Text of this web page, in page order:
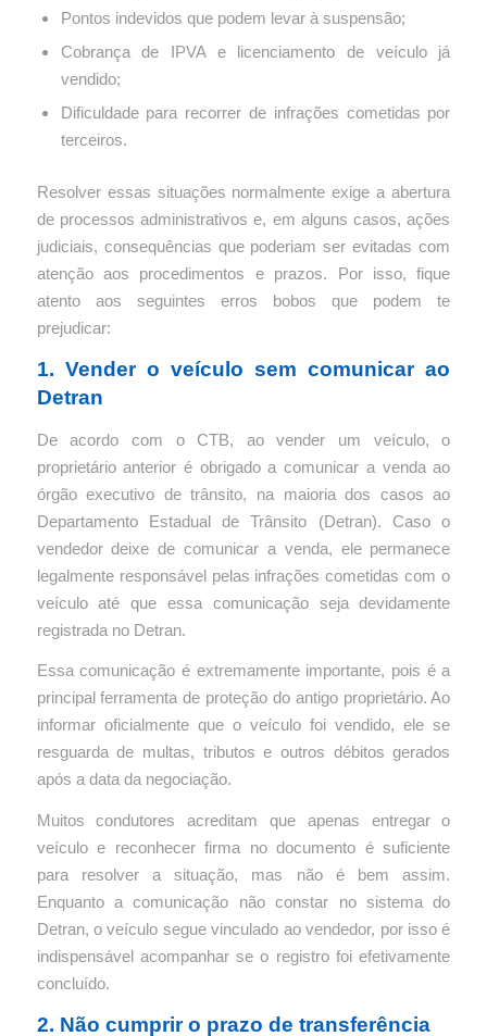
Pontos indevidos que podem levar à suspensão;
Cobrança de IPVA e licenciamento de veículo já
vendido;
Dificuldade para recorrer de infrações cometidas por
terceiros.
Resolver essas situações normalmente exige a abertura
de processos administrativos e, em alguns casos, ações
judiciais, consequências que poderiam ser evitadas com
atenção aos procedimentos e prazos. Por isso, fique
atento aos seguintes erros bobos que podem te
prejudicar:
1. Vender o veículo sem comunicar ao
Detran
De acordo com o CTB, ao vender um veículo, o
proprietário anterior é obrigado a comunicar a venda ao
órgão executivo de trânsito, na maioria dos casos ao
Departamento Estadual de Trânsito (Detran). Caso o
vendedor deixe de comunicar a venda, ele permanece
legalmente responsável pelas infrações cometidas com o
veículo até que essa comunicação seja devidamente
registrada no Detran.
Essa comunicação é extremamente importante, pois é a
principal ferramenta de proteção do antigo proprietário. Ao
informar oficialmente que o veículo foi vendido, ele se
resguarda de multas, tributos e outros débitos gerados
após a data da negociação.
Muitos condutores acreditam que apenas entregar o
veículo e reconhecer firma no documento é suficiente
para resolver a situação, mas não é bem assim.
Enquanto a comunicação não constar no sistema do
Detran, o veículo segue vinculado ao vendedor, por isso é
indispensável acompanhar se o registro foi efetivamente
concluído.
2. Não cumprir o prazo de transferência